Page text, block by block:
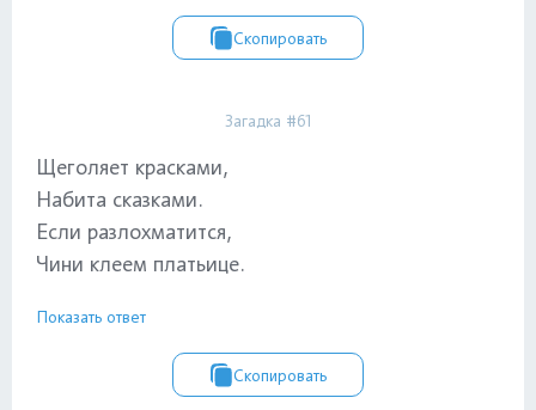
Скопировать
Загадка #61
Щеголяет красками,
Набита сказками.
Если разлохматится,
Чини клеем платьице.
Показать ответ
Скопировать